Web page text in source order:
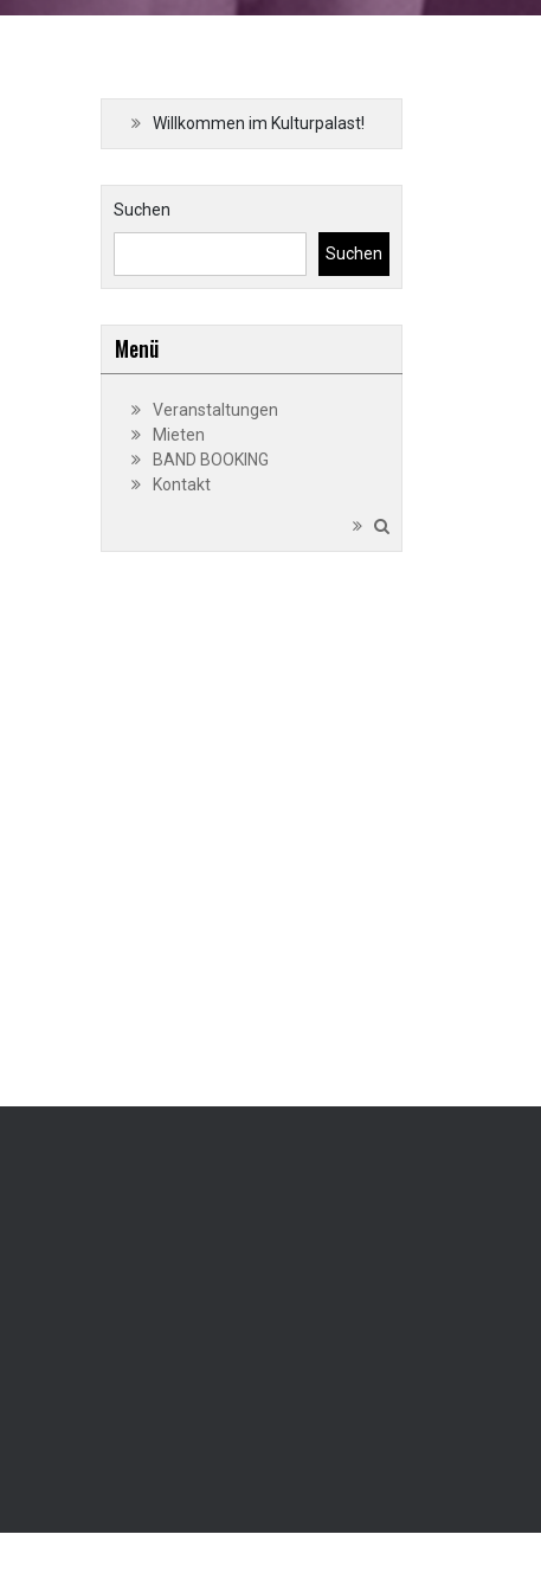
Willkommen im Kulturpalast!
Suchen
Suchen
Menü
Veranstaltungen
Mieten
BAND BOOKING
Kontakt